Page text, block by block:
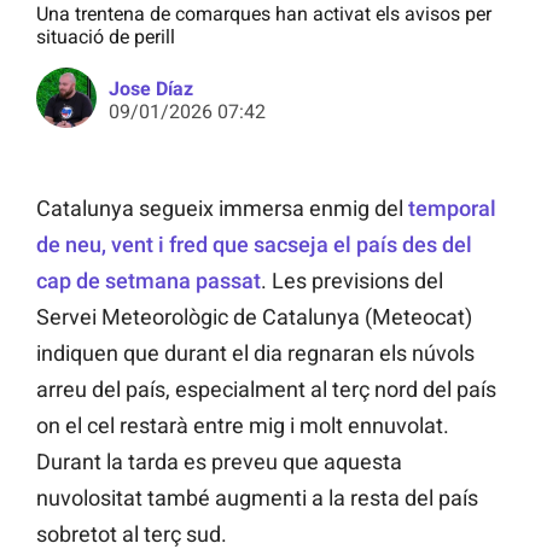
Una trentena de comarques han activat els avisos per
situació de perill
Jose Díaz
09/01/2026 07:42
Catalunya segueix immersa enmig del temporal
de neu, vent i fred que sacseja el país des del
cap de setmana passat. Les previsions del
Servei Meteorològic de Catalunya (Meteocat)
indiquen que durant el dia regnaran els núvols
arreu del país, especialment al terç nord del país
on el cel restarà entre mig i molt ennuvolat.
Durant la tarda es preveu que aquesta
nuvolositat també augmenti a la resta del país
sobretot al terç sud.